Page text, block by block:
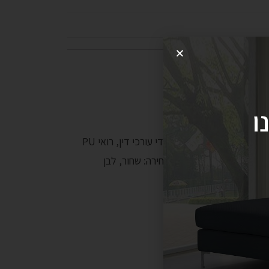
כמערכת המתנה למשרדי עורכי דין, רואי
שנים רבות . צבעים לבחירה: שחור, לבן